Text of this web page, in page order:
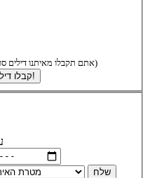
אתם תקבלו מאיתנו דילים סודיים(לזמן מוגבל בלבד)
קבלו דילים!
שלח